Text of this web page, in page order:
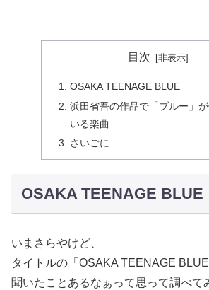
目次
OSAKA TEENAGE BLUE
浜田省吾の作品で「ブルー」
いる楽曲
さいごに
OSAKA TEENAGE BLUE
いまさらやけど、
タイトルの「OSAKA TEENAGE
聞いたことあるなぁって思って調べて